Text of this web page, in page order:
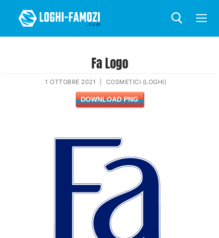
Fa Logo
1 OTTOBRE 2021 COSMETICI (LOGHI)
DOWNLOAD PNG